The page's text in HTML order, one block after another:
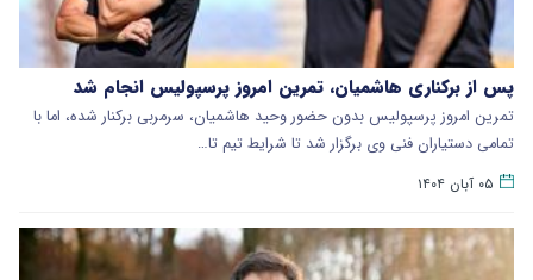
پس از برکناری هاشمیان، تمرین امروز پرسپولیس انجام شد
تمرین امروز پرسپولیس بدون حضور وحید هاشمیان، سرمربی برکنار شده، اما با
تمامی دستیاران فنی وی برگزار شد تا شرایط تیم تا…
۰۵ آبان ۱۴۰۴